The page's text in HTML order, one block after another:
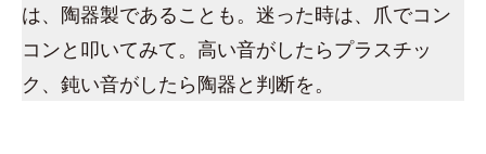
は、陶器製であることも。迷った時は、爪でコン
コンと叩いてみて。高い音がしたらプラスチッ
ク、鈍い音がしたら陶器と判断を。